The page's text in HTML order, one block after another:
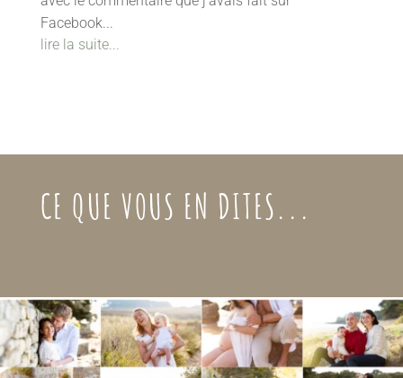
Facebook...
lire la suite...
CE QUE VOUS EN DITES...